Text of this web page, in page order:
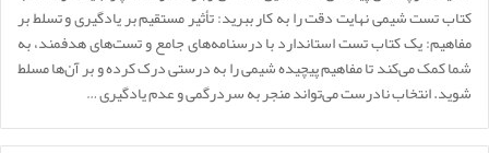
کتاب تست شیمی نهایت دقت را به کار ببرید: تأثیر مستقیم بر یادگیری و تسلط بر
مفاهیم: یک کتاب تست استاندارد با درسنامه‌های جامع و تست‌های هدفمند، به
شما کمک می‌کند تا مفاهیم پیچیده شیمی را به درستی درک کرده و بر آن‌ها مسلط
شوید. انتخاب نادرست می‌تواند منجر به سردرگمی و عدم یادگیری …